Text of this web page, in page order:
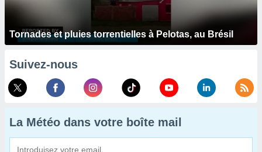
Tornades et pluies torrentielles à Pelotas, au Brésil
Suivez-nous
La Météo dans votre boîte mail